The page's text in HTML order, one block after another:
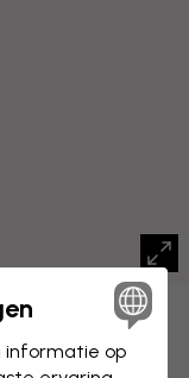
informatie op